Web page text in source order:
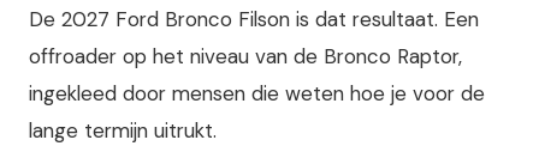
De 2027 Ford Bronco Filson is dat resultaat. Een
offroader op het niveau van de Bronco Raptor,
ingekleed door mensen die weten hoe je voor de
lange termijn uitrukt.